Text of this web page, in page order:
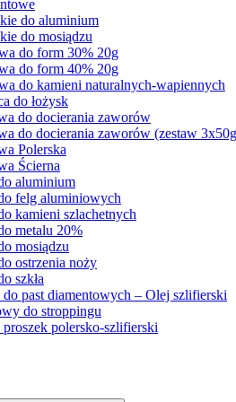
do aluminium
do mosiądzu
do form 30% 20g
do form 40% 20g
do kamieni naturalnych-wapiennych
do łożysk
do docierania zaworów
do docierania zaworów (zestaw
Polerska
Ścierna
aluminium
felg aluminiowych
kamieni szlachetnych
metalu 20%
mosiądzu
ostrzenia noży
szkła
past diamentowych – Olej szlifierski
do stroppingu
polersko-szlifierski